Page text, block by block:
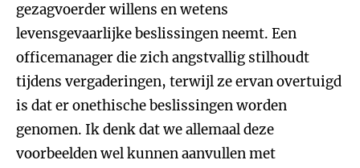
gezagvoerder willens en wetens
levensgevaarlijke beslissingen neemt. Een
officemanager die zich angstvallig stilhoudt
tijdens vergaderingen, terwijl ze ervan overtuigd
is dat er onethische beslissingen worden
genomen. Ik denk dat we allemaal deze
voorbeelden wel kunnen aanvullen met